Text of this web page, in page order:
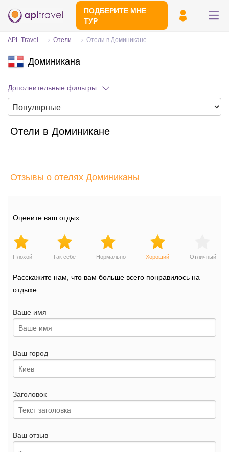
ПОДБЕРИТЕ МНЕ
ТУР
минут
APL Travel Отели Отели в Доминикане
Доминикана
Дополнительные фильтры
Отели в Доминикане
Отзывы о отелях Доминиканы
Оцените ваш отдых:
Плохой Так себе Нормально Хороший Отличный
Расскажите нам, что вам больше всего понравилось на
отдыхе.
Ваше имя
Ваш город
Заголовок
Ваш отзыв